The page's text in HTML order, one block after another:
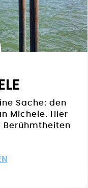
Sache: den
Michele. Hier
Berühmtheiten